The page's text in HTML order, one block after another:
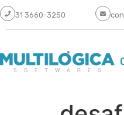
31 3660-3250